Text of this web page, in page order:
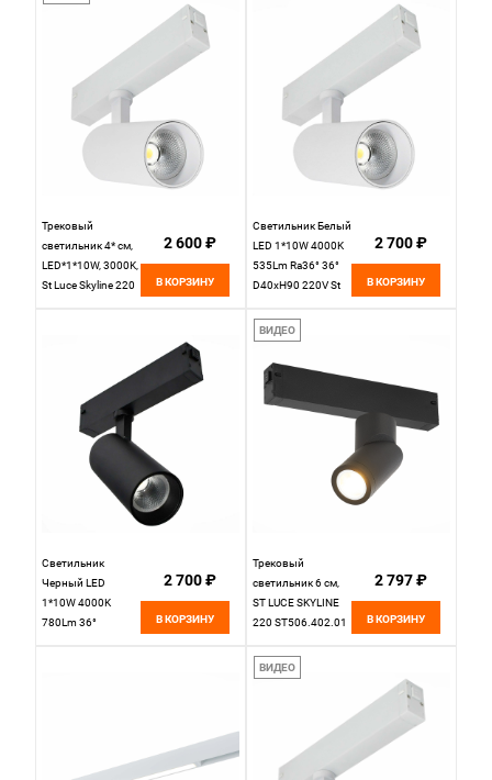
Трековый
светильник 4* см,
LED*1*10W, 3000K,
St Luce Skyline 220
2 600 ₽
В КОРЗИНУ
Светильник Белый
LED 1*10W 4000K
535Lm Ra36° 36°
D40xH90 220V St
ST660.546.10H
2 700 ₽
В КОРЗИНУ
Светильник
Черный LED
1*10W 4000K
780Lm 36°
2 700 ₽
В КОРЗИНУ
ВИДЕО
Трековый
светильник 6 см,
ST LUCE SKYLINE
220 ST506.402.01
2 797 ₽
В КОРЗИНУ
ВИДЕО